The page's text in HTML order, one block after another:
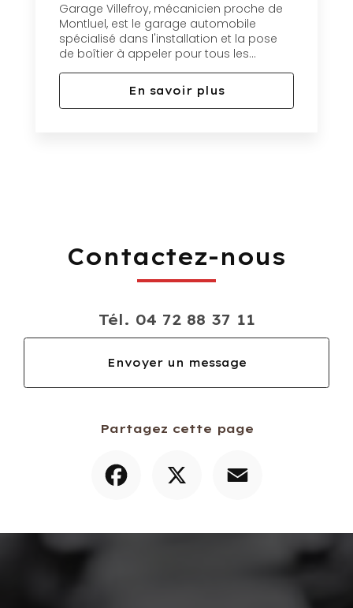
Garage Villefroy, mécanicien proche de
Montluel, est le garage automobile
spécialisé dans l'installation et la pose
de boîtier à appeler pour tous les...
En savoir plus
Contactez-nous
Tél. 04 72 88 37 11
Envoyer un message
Partagez cette page